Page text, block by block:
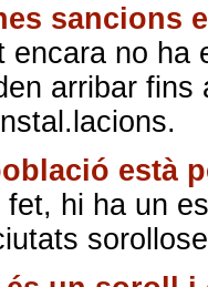
sancions
encara no ha
arribar
està
hi ha un